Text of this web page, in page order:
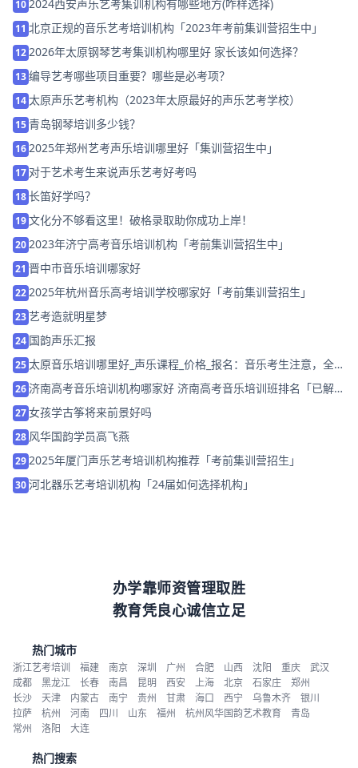
102024西安声乐艺考集训机构有哪些地方(咋样选择)
11 北京正规的音乐艺考培训机构「2023年考前集训营招生中」
122026年太原钢琴艺考集训机构哪里好 家长该如何选择？
13编导艺考哪些项目重要？哪些是必考项？
14太原声乐艺考机构（2023年太原最好的声乐艺考学校）
15青岛钢琴培训多少钱？
162025年郑州艺考声乐培训哪里好「集训营招生中」
17 对于艺术考生来说声乐艺考好考吗
18长笛好学吗？
19文化分不够看这里！破格录取助你成功上岸！
202023年济宁高考音乐培训机构「考前集训营招生中」
21 晋中市音乐培训哪家好
222025年杭州音乐高考培训学校哪家好「考前集训营招生」
23艺考造就明星梦
24 国韵声乐汇报
25太原音乐培训哪里好_声乐课程_价格_报名：音乐考生注意，全面
把握视唱考试有技巧
26 济南高考音乐培训机构哪家好 济南高考音乐培训班排名「已解
决」
27女孩学古筝将来前景好吗
28 风华国韵学员高飞燕
292025年厦门声乐艺考培训机构推荐「考前集训营招生」
30河北器乐艺考培训机构「24届如何选择机构」
办学靠师资管理取胜
教育凭良心诚信立足
热门城市
浙江艺考培训 福建 南京 深圳 广州 合肥 山西 沈阳 重庆
武汉
成都
黑龙江 长春 南昌 昆明 西安 上海 北京 石家庄
郑州
长沙
天津 内蒙古 南宁 贵州 甘肃 海口 西宁 乌鲁木齐
银川
拉萨
杭州 河南 四川 山东 福州 杭州风华国韵艺术教育
青岛
常州
洛阳 大连
热门搜索